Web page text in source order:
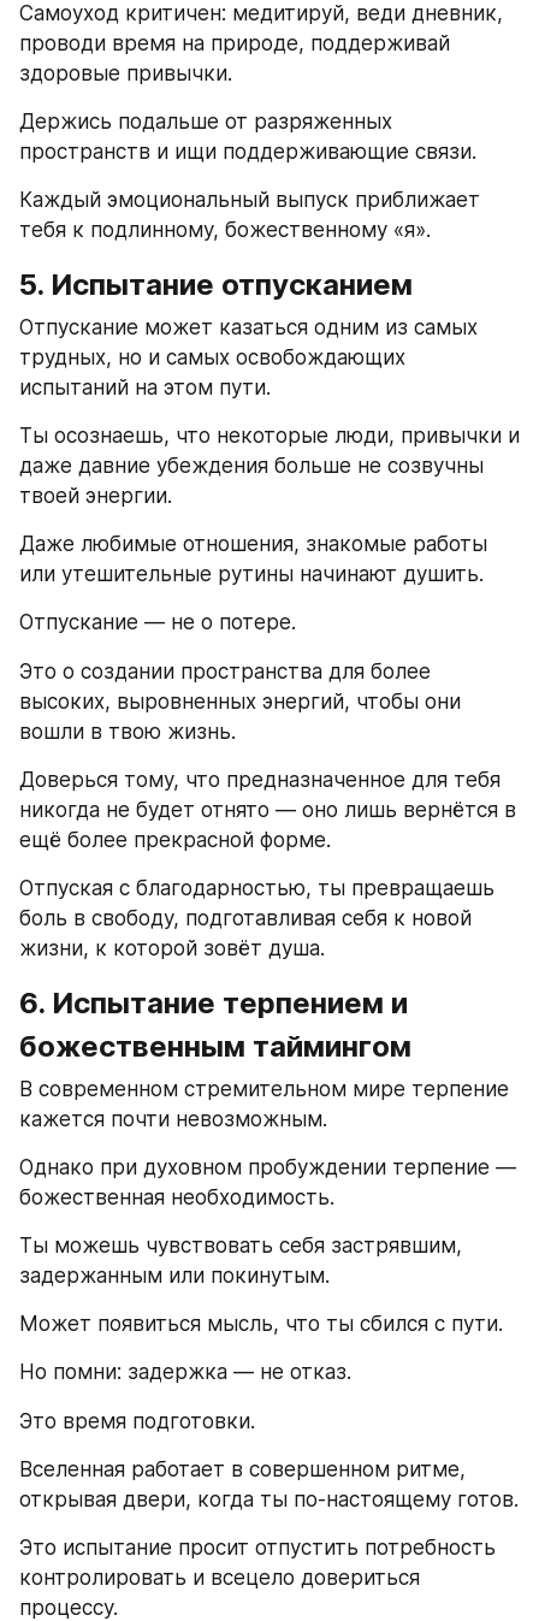
Самоуход критичен: медитируй, веди дневник,
проводи время на природе, поддерживай
здоровые привычки.
Держись подальше от разряженных
пространств и ищи поддерживающие связи.
Каждый эмоциональный выпуск приближает
тебя к подлинному, божественному «я».
5. Испытание отпусканием
Отпускание может казаться одним из самых
трудных, но и самых освобождающих
испытаний на этом пути.
Ты осознаешь, что некоторые люди, привычки и
даже давние убеждения больше не созвучны
твоей энергии.
Даже любимые отношения, знакомые работы
или утешительные рутины начинают душить.
Отпускание — не о потере.
Это о создании пространства для более
высоких, выровненных энергий, чтобы они
вошли в твою жизнь.
Доверься тому, что предназначенное для тебя
никогда не будет отнято — оно лишь вернётся в
ещё более прекрасной форме.
Отпуская с благодарностью, ты превращаешь
боль в свободу, подготавливая себя к новой
жизни, к которой зовёт душа.
6. Испытание терпением и
божественным таймингом
В современном стремительном мире терпение
кажется почти невозможным.
Однако при духовном пробуждении терпение —
божественная необходимость.
Ты можешь чувствовать себя застрявшим,
задержанным или покинутым.
Может появиться мысль, что ты сбился с пути.
Но помни: задержка — не отказ.
Это время подготовки.
Вселенная работает в совершенном ритме,
открывая двери, когда ты по‑настоящему готов.
Это испытание просит отпустить потребность
контролировать и всецело довериться
процессу.